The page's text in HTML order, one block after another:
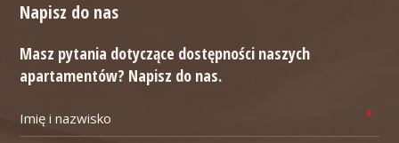
Napisz do nas
Masz pytania dotyczące dostępności naszych
apartamentów? Napisz do nas.